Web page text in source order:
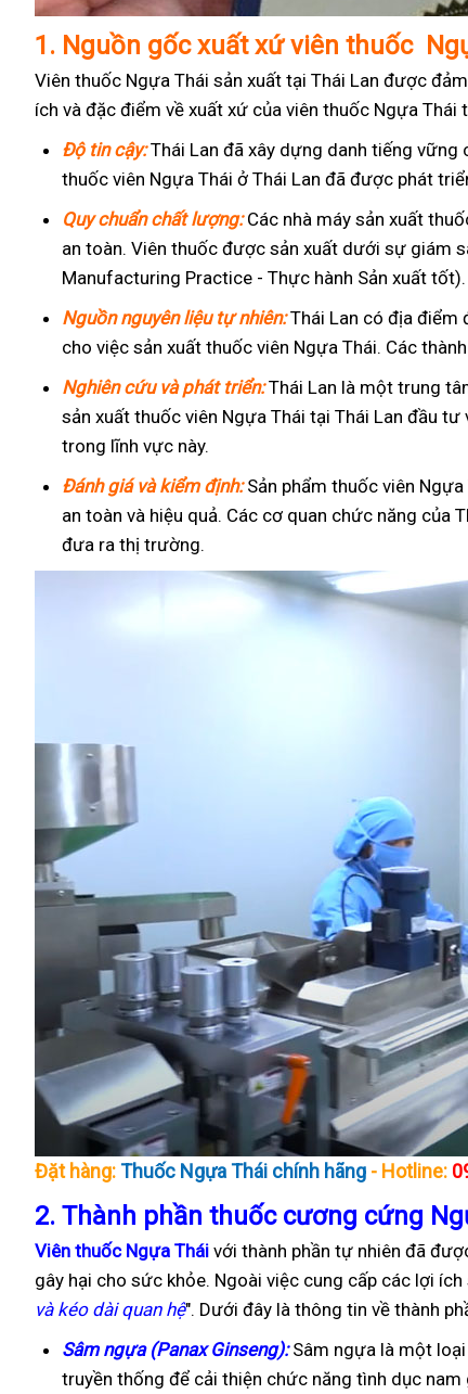
1. Nguồn gốc xuất xứ viên thuốc
Viên thuốc Ngựa Thái sản xuất tại Thái Lan được
ích và đặc điểm về xuất xứ của viên thuốc Ngựa Thái
Độ tin cậy:Thái Lan đã xây dựng danh tiếng vững
thuốc viên Ngựa Thái ở Thái Lan đã được phát
Quy chuẩn chất lượng:Các nhà máy sản xuất
an toàn. Viên thuốc được sản xuất dưới sự giám
Manufacturing Practice - Thực hành Sản xuất tốt).
Nguồn nguyên liệu tự nhiên:Thái Lan có địa điểm
cho việc sản xuất thuốc viên Ngựa Thái. Các
Nghiên cứu và phát triển:Thái Lan là một trung
sản xuất thuốc viên Ngựa Thái tại Thái Lan đầu
trong lĩnh vực này.
Đánh giá và kiểm định:Sản phẩm thuốc viên
an toàn và hiệu quả. Các cơ quan chức năng
đưa ra thị trường.
Đặt hàng:Thuốc Ngựa Thái chính hãng - Hotline:
2. Thành phần thuốc cương cứng
Viên thuốc Ngựa Thái với thành phần tự nhiên đã
gây hại cho sức khỏe. Ngoài việc cung cấp các lợi
và kéo dài quan hệ". Dưới đây là thông tin về thành
Sâm ngựa (Panax Ginseng):Sâm ngựa là một
truyền thống để cải thiện chức năng tình dục